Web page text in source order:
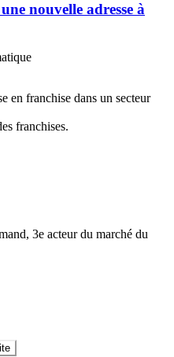
nouvelle adresse à
en franchise dans un secteur
franchises.
3e acteur du marché du